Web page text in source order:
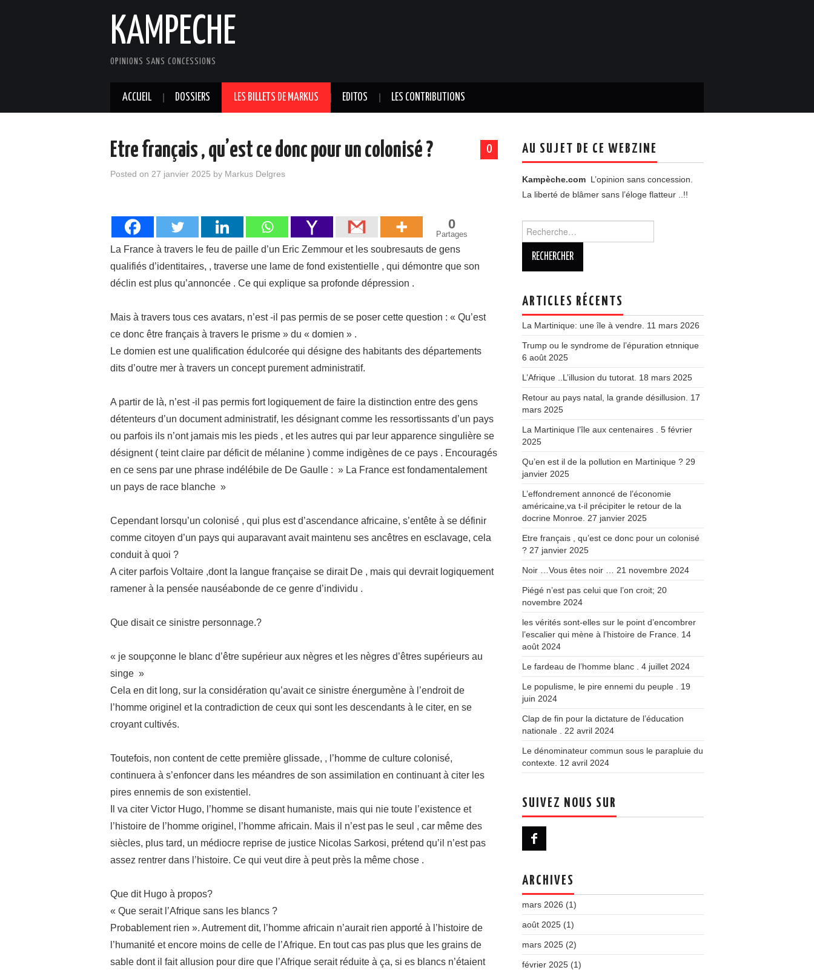
KAMPECHE
OPINIONS SANS CONCESSIONS
ACCUEIL DOSSIERS LES BILLETS DE MARKUS EDITOS LES CONTRIBUTIONS
0
Etre français , qu’est ce donc pour un colonisé ?
Posted on 27 janvier 2025 by Markus Delgres
0
Partages
La France à travers le feu de paille d’un Eric Zemmour et les soubresauts de gens
qualifiés d’identitaires, , traverse une lame de fond existentielle , qui démontre que son
déclin est plus qu’annoncée . Ce qui explique sa profonde dépression .
Mais à travers tous ces avatars, n’est -il pas permis de se poser cette question : « Qu’est
ce donc être français à travers le prisme » du « domien » .
Le domien est une qualification édulcorée qui désigne des habitants des départements
dits d’outre mer à travers un concept purement administratif.
A partir de là, n’est -il pas permis fort logiquement de faire la distinction entre des gens
détenteurs d’un document administratif, les désignant comme les ressortissants d’un pays
ou parfois ils n’ont jamais mis les pieds , et les autres qui par leur apparence singulière se
désignent ( teint claire par déficit de mélanine ) comme indigènes de ce pays . Encouragés
en ce sens par une phrase indélébile de De Gaulle : » La France est fondamentalement
un pays de race blanche »
Cependant lorsqu’un colonisé , qui plus est d’ascendance africaine, s’entête à se définir
comme citoyen d’un pays qui auparavant avait maintenu ses ancêtres en esclavage, cela
conduit à quoi ?
A citer parfois Voltaire ,dont la langue française se dirait De , mais qui devrait logiquement
ramener à la pensée nauséabonde de ce genre d’individu .
Que disait ce sinistre personnage.?
« je soupçonne le blanc d’être supérieur aux nègres et les nègres d’êtres supérieurs au
singe »
Cela en dit long, sur la considération qu’avait ce sinistre énergumène à l’endroit de
l’homme originel et la contradiction de ceux qui sont les descendants à le citer, en se
croyant cultivés.
Toutefois, non content de cette première glissade, , l’homme de culture colonisé,
continuera à s’enfoncer dans les méandres de son assimilation en continuant à citer les
pires ennemis de son existentiel.
Il va citer Victor Hugo, l’homme se disant humaniste, mais qui nie toute l’existence et
l’histoire de l’homme originel, l’homme africain. Mais il n’est pas le seul , car même des
siècles, plus tard, un médiocre reprise de justice Nicolas Sarkosi, prétend qu’il n’est pas
assez rentrer dans l’histoire. Ce qui veut dire à peut près la même chose .
Que dit Hugo à propos?
« Que serait l’Afrique sans les blancs ?
Probablement rien ». Autrement dit, l’homme africain n’aurait rien apporté à l’histoire de
l’humanité et encore moins de celle de l’Afrique. En tout cas pas plus que les grains de
sable dont il fait allusion pour dire que l’Afrique serait réduite à ça, si es blancs n’étaient
AU SUJET DE CE WEBZINE
Kampèche.com L’opinion sans concession.
La liberté de blâmer sans l’éloge flatteur ..!!
ARTICLES RÉCENTS
La Martinique: une île à vendre. 11 mars 2026
Trump ou le syndrome de l’épuration etnnique
6 août 2025
L’Afrique ..L’illusion du tutorat. 18 mars 2025
Retour au pays natal, la grande désillusion.
17
mars 2025
La Martinique l’île aux centenaires .
5 février
2025
Qu’en est il de la pollution en Martinique ? 29
janvier 2025
L’effondrement annoncé de l’économie
américaine,va t-il précipiter le retour de la
docrine Monroe. 27 janvier 2025
Etre français , qu’est ce donc pour un colonisé
? 27 janvier 2025
Noir …Vous êtes noir … 21 novembre 2024
Piégé n’est pas celui que l’on croit; 20
novembre 2024
les vérités sont-elles sur le point d’encombrer
l’escalier qui mène à l’histoire de France. 14
août 2024
Le fardeau de l’homme blanc . 4 juillet 2024
Le populisme, le pire ennemi du peuple .
19
juin 2024
Clap de fin pour la dictature de l’éducation
nationale .
22 avril 2024
Le dénominateur commun sous le parapluie du
contexte. 12 avril 2024
SUIVEZ NOUS SUR
ARCHIVES
mars 2026 (1)
août 2025 (1)
mars 2025 (2)
février 2025 (1)